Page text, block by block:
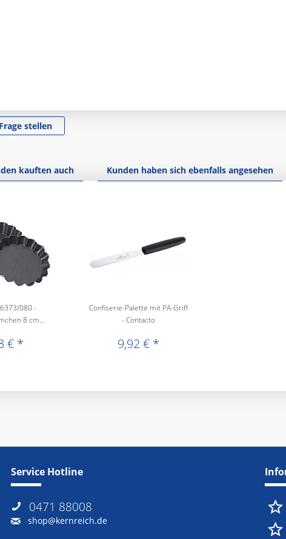
stellen
kauften auch Kunden haben sich ebenfalls angesehen
080 -
8 cm...
€ *
Confiserie-Palette mit PA-Griff
- Contacto
9,92 € *
Service Hotline
0471 88008
shop@kernreich.de